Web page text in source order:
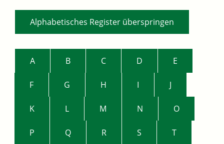
Alphabetisches Register überspringen
A B C D E
F G H I J
K L M N O
P Q R S T